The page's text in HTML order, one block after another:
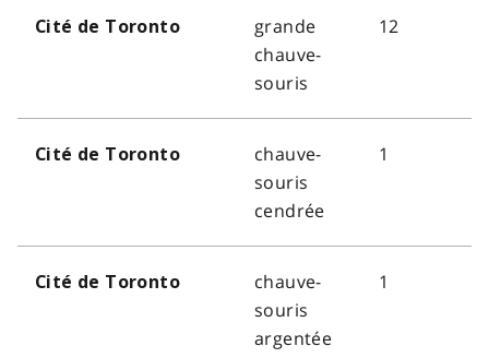
Cité de Toronto
grande
chauve-
souris
12
Cité de Toronto
chauve-
souris
cendrée
1
Cité de Toronto
chauve-
souris
argentée
1